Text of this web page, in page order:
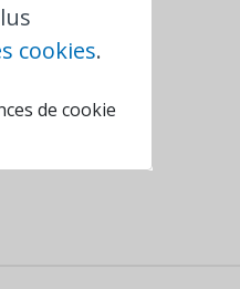
cookies.
de cookie